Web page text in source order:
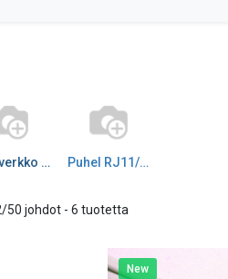
Tietoverkko välij CAT7_8 Puhel RJ11/12/50 johdot
50 johdot- 6 tuotetta
New